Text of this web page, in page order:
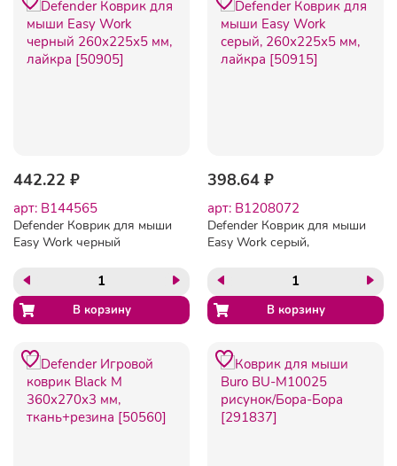
442.22 ₽
арт: B144565
Defender Коврик для мыши
Easy Work черный
[50905]
398.64 ₽
арт: B1208072
Defender Коврик для мыши
Easy Work серый,
[50915]